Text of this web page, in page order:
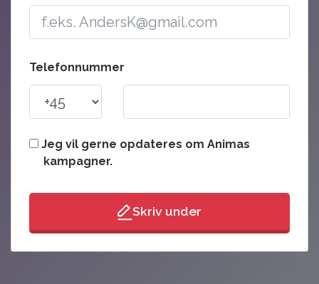
Telefonnummer
Jeg vil gerne opdateres om Animas
kampagner.
Skriv under